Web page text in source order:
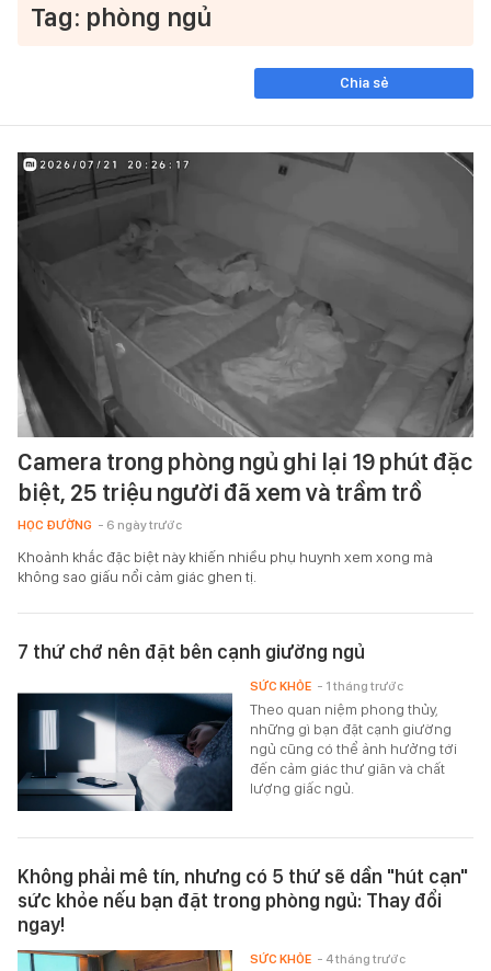
Tag: phòng ngủ
Chia sẻ
Camera trong phòng ngủ ghi lại 19 phút đặc
biệt, 25 triệu người đã xem và trầm trồ
HỌC ĐƯỜNG - 6 ngày trước
Khoảnh khắc đặc biệt này khiến nhiều phụ huynh xem xong mà
không sao giấu nổi cảm giác ghen tị.
7 thứ chớ nên đặt bên cạnh giường ngủ
Theo quan niệm phong thủy,
những gì bạn đặt cạnh giường
ngủ cũng có thể ảnh hưởng tới
đến cảm giác thư giãn và chất
lượng giấc ngủ.
SỨC KHỎE - 1 tháng trước
Không phải mê tín, nhưng có 5 thứ sẽ dần "hút cạn"
sức khỏe nếu bạn đặt trong phòng ngủ: Thay đổi
ngay!
SỨC KHỎE - 4 tháng trước